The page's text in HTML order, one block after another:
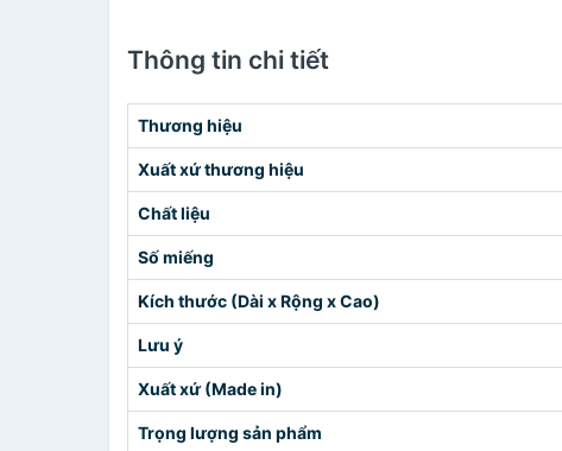
Thông tin chi tiết
Thương hiệu
Xuất xứ thương hiệu
Chất liệu
Số miếng
Kích thước (Dài x Rộng x Cao)
Lưu ý
Xuất xứ (Made in)
Trọng lượng sản phẩm